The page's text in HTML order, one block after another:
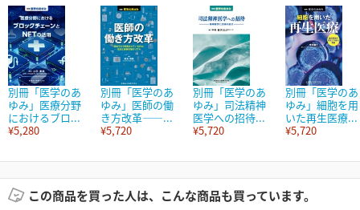
別冊「医学のあ
ゆみ」医療分野
におけるブロ...
¥5,280
別冊「医学のあ
ゆみ」医師の働
き方改革――...
¥5,720
別冊「医学のあ
ゆみ」司法精神
医学への招待...
¥5,720
別冊「医学のあ
ゆみ」細胞を用
いた再生医療...
¥5,720
この商品を買った人は、こんな商品も買っています。